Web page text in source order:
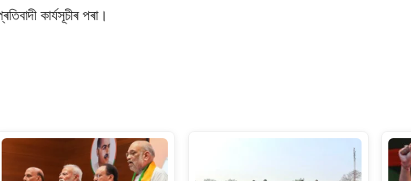
কাৰ্যসূচীৰ পৰা।